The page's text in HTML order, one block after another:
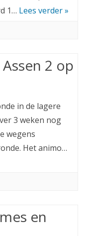
1… Lees verder »
2 op
in de lagere
3 weken nog
wegens
Het animo…
en